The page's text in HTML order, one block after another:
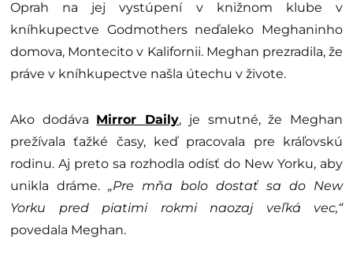
Oprah na jej vystúpení v knižnom klube v
kníhkupectve Godmothers neďaleko Meghaninho
domova, Montecito v Kalifornii. Meghan prezradila, že
práve v kníhkupectve našla útechu v živote.
Ako dodáva Mirror Daily, je smutné, že Meghan
prežívala ťažké časy, keď pracovala pre kráľovskú
rodinu. Aj preto sa rozhodla odísť do New Yorku, aby
unikla dráme. „Pre mňa bolo dostať sa do New
Yorku pred piatimi rokmi naozaj veľká vec,“
povedala Meghan.